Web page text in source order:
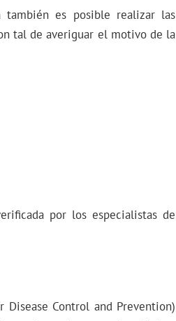
es posible realizar las
tal de averiguar el motivo de la
por los especialistas de
Disease Control and Prevention)